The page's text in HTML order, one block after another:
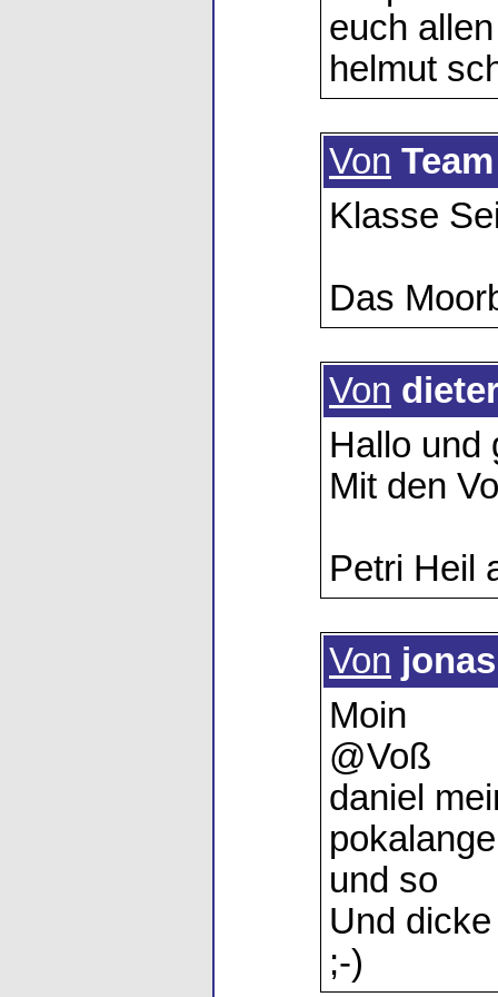
euch
helmut
Von
Klasse
Das
Von
Hallo und
Mit den
Petri Heil
Von
Moin
@Voß
daniel
und so
Und
;-)